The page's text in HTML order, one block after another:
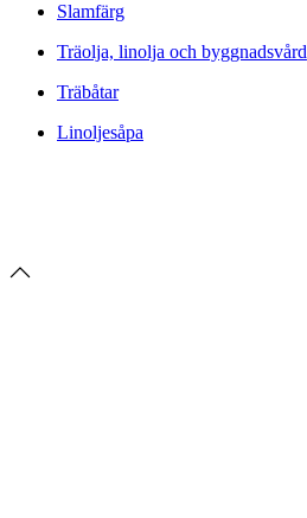
Slamfärg
Träolja, linolja och byggnadsvård
Träbåtar
Linoljesåpa